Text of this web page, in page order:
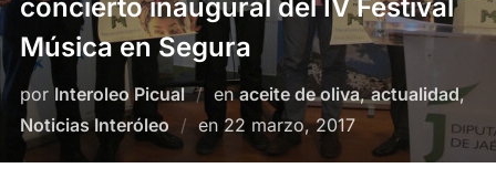
concierto inaugural del IV Festival
Música en Segura
por Interoleo Picual enaceite de oliva,actualidad,
Noticias Interóleo
en Publicado
22 marzo, 2017